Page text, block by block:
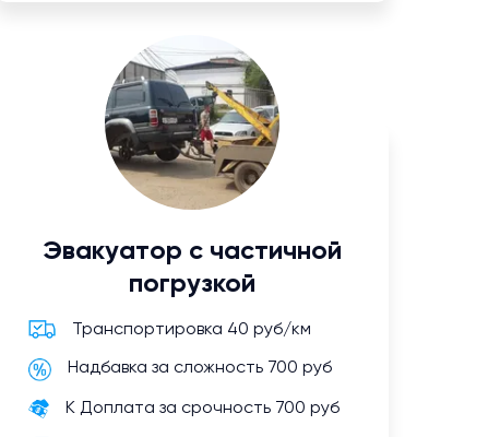
Эвакуатор с частичной
погрузкой
Транспортировка 40 руб/км
Надбавка за сложность 700 руб
К Доплата за срочность 700 руб